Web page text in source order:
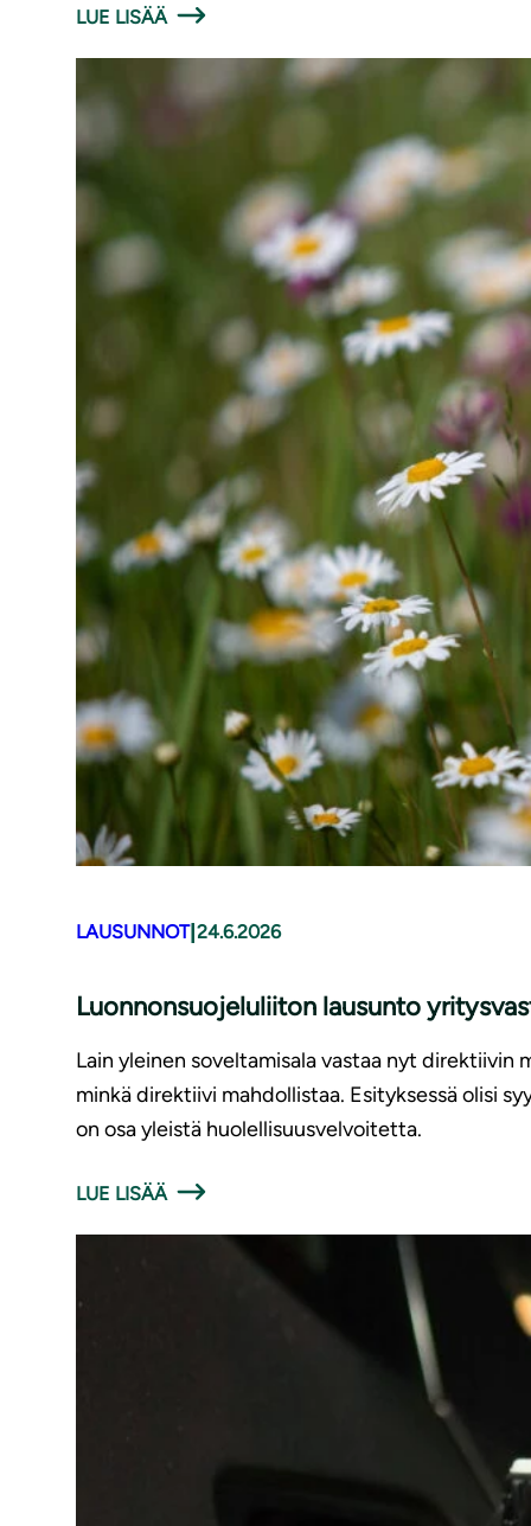
LUE LISÄÄ
LAUSUNNOT| 24.6.2026
Luonnonsuojeluliiton lausunto
Lain yleinen soveltamisala vastaa nyt direktiivin
minkä direktiivi mahdollistaa. Esityksessä olisi
on osa yleistä huolellisuusvelvoitetta.
LUE LISÄÄ